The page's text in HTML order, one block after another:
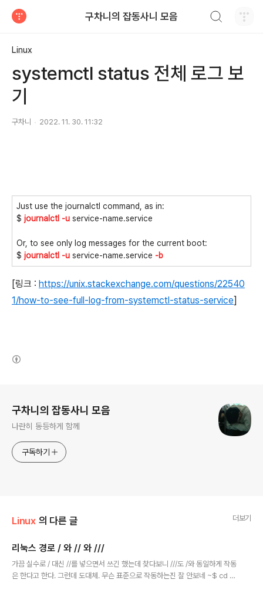
구차니의 잡동사니 모음
Linux
systemctl status 전체 로그 보
기
구차니 2022. 11. 30. 11:32
Just use the journalctl command, as in:
$ journalctl -u service-name.service
Or, to see only log messages for the current boot:
$ journalctl -u service-name.service -b
[링크 : https://unix.stackexchange.com/questions/22540
1/how-to-see-full-log-from-systemctl-status-service]
구차니의 잡동사니 모음
나란히 동등하게 함께
구독하기
Linux 의 다른 글 더보기
리눅스 경로 / 와 // 와 ///
가끔 실수로 / 대신 //를 넣으면서 쓰긴 했는데 찾다보니 ///도 /와 동일하게 작동
은 한다고 한다. 그런데 도대체. 무슨 표준으로 작동하는진 잘 안보네 ~$ cd //